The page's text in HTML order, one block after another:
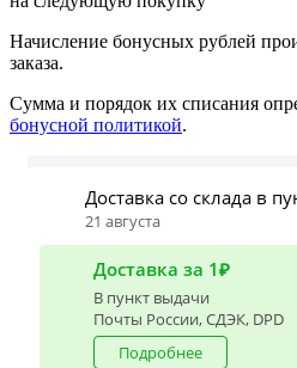
Начисление бонусных рублей
заказа.
Сумма и порядок их списания
бонусной политикой.
Доставка со склада в
21 августа
Доставка за 1₽
В пункт выдачи
Почты России, СДЭК, DPD
Подробнее